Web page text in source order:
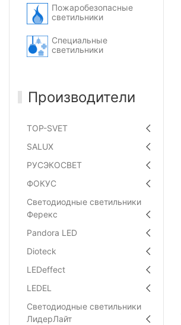
Пожаробезопасные
светильники
Специальные
светильники
Производители
TOP-SVET
SALUX
РУСЭКОСВЕТ
ФОКУС
Светодиодные светильники
Ферекс
Pandora LED
Dioteck
LEDeffect
LEDEL
Светодиодные светильники
ЛидерЛайт